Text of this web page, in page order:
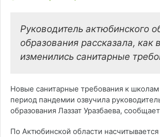
Руководитель актюбинского
образования рассказала, как
изменились санитарные
Новые санитарные требования к
период пандемии озвучила
образования Лаззат Уразбаева,
По Актюбинской области